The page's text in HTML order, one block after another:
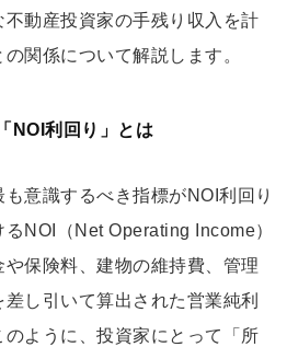
動産投資家の手残り収入を計
関係について解説します。
NOI利回り」とは
意識するべき指標がNOI利回り
NOI（Net Operating Income）
保険料、建物の維持費、管理
し引いて算出された営業純利
のように、投資家にとって「所